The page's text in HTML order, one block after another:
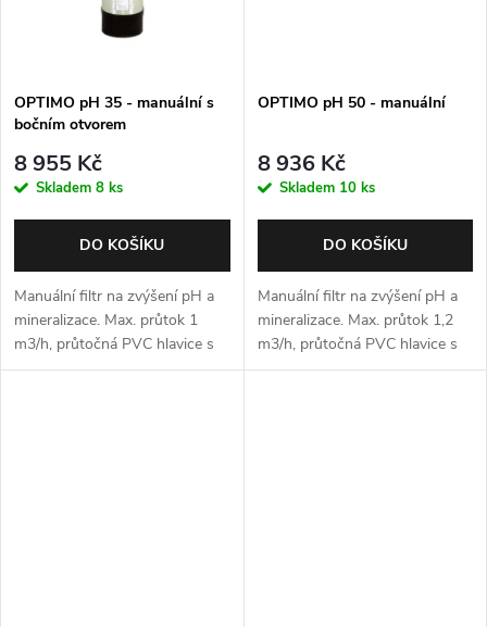
OPTIMO pH 35 - manuální s
bočním otvorem
8 955 Kč
Skladem 8 ks
DO KOŠÍKU
Manuální filtr na zvýšení pH a
mineralizace. Max. průtok 1
m3/h, průtočná PVC hlavice s
3/4" přípojkami
OPTIMO pH 50 - manuální
8 936 Kč
Skladem 10 ks
DO KOŠÍKU
Manuální filtr na zvýšení pH a
mineralizace. Max. průtok 1,2
m3/h, průtočná PVC hlavice s
3/4" přípojkami